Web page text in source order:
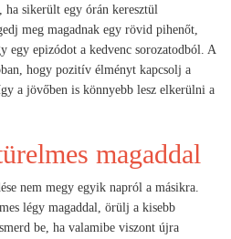
ha sikerült egy órán keresztül
meg magadnak egy rövid pihenőt,
egy epizódot a kedvenc sorozatodból. A
hogy pozitív élményt kapcsolj a
a jövőben is könnyebb lesz elkerülni a
magaddal
nem megy egyik napról a másikra.
légy magaddal, örülj a kisebb
be, ha valamibe viszont újra